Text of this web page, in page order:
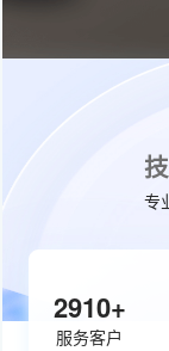
专
3670+
服务客户